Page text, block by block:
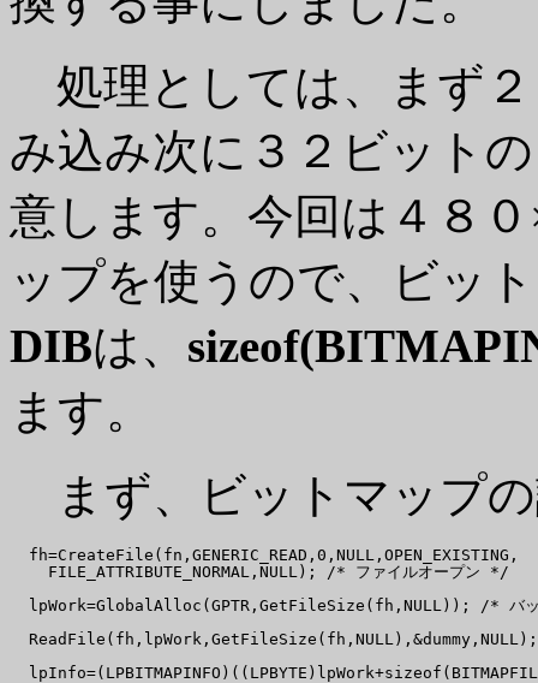
処理としては、まず
み込み次に３２ビット
意します。今回は４８
ップを使うので、ビッ
DIBは、
ます。
まず、ビットマップ
  fh=CreateFile(fn,GENERIC_READ,0,NULL,OPEN_EXISTING,
    FILE_ATTRIBUTE_NORMAL,NULL); /* ファイルオープン */
lpWork=GlobalAlloc(GPTR,GetFileSize(fh,NULL)); /* バッ
  ReadFile(fh,lpWork,GetFileSize(fh,NULL),&dummy,NULL);